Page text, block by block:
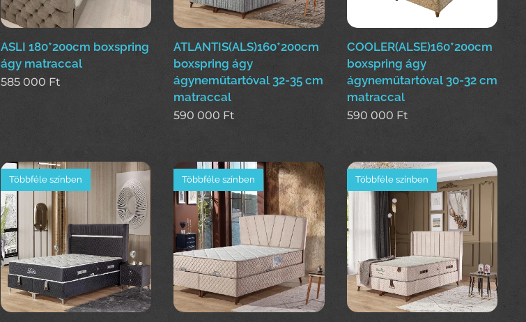
ASLI 180*200cm boxspring
ágy matraccal
585 000 Ft
ATLANTIS(ALS)160*200cm
boxspring ágy
ágyneműtartóval 32-35 cm
matraccal
590 000 Ft
COOLER(ALSE)160*200cm
boxspring ágy
ágyneműtartóval 30-32 cm
matraccal
590 000 Ft
Többféle színben Többféle színben Többféle színben